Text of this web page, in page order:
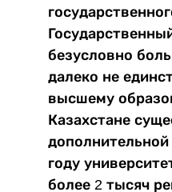
безусловно
далеко не
высшему
Казахстане
году
более 2 тысяч